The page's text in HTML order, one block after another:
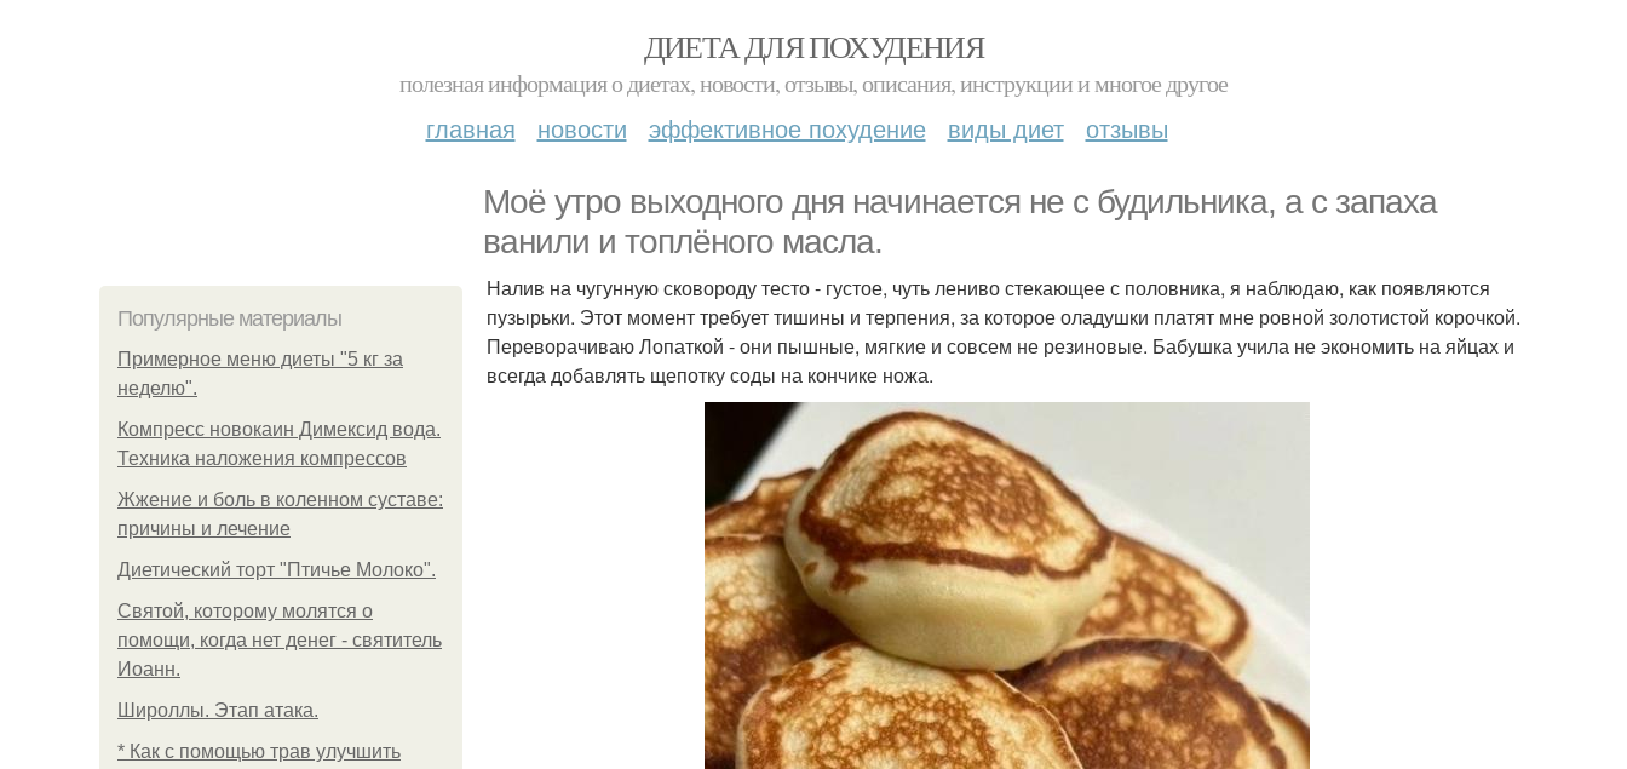
ДИЕТА ДЛЯ ПОХУДЕНИЯ
полезная информация о диетах, новости, отзывы, описания, инструкции и многое другое
главная новости эффективное похудение виды диет отзывы
Моё утро выходного дня начинается не с будильника, а с запаха
ванили и топлёного масла.
Популярные материалы
Примерное меню диеты "5 кг за
неделю".
Компресс новокаин Димексид вода.
Техника наложения компрессов
Жжение и боль в коленном суставе:
причины и лечение
Диетический торт "Птичье Молоко".
Святой, которому молятся о
помощи, когда нет денег - святитель
Иоанн.
Широллы. Этап атака.
* Как с помощью трав улучшить
Налив на чугунную сковороду тесто - густое, чуть лениво стекающее с половника, я наблюдаю, как появляются
пузырьки. Этот момент требует тишины и терпения, за которое оладушки платят мне ровной золотистой корочкой.
Переворачиваю Лопаткой - они пышные, мягкие и совсем не резиновые. Бабушка учила не экономить на яйцах и
всегда добавлять щепотку соды на кончике ножа.